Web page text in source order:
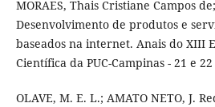
MORAES, Thais Cristiane Campos
Desenvolvimento de produtos e
baseados na internet. Anais do XIII
Científica da PUC-Campinas - 21 e
OLAVE, M. E. L.; AMATO NETO, J.